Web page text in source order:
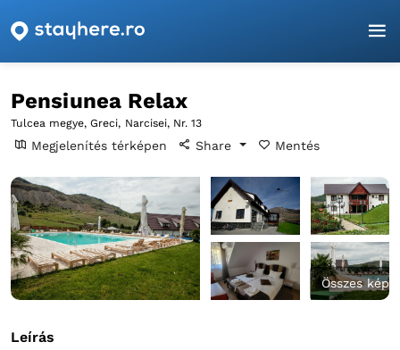
Főoldal
Pensiunea Relax
Tulcea megye, Greci, Narcisei, Nr. 13
Megjelenítés térképen Share Mentés
Összes kép
Leírás